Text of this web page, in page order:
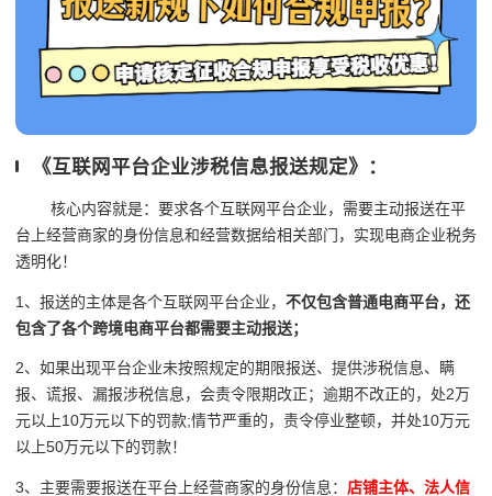
《互联网平台企业涉税信息报送规定》：
核心内容就是：要求各个互联网平台企业，需要主动报送在平
台上经营商家的身份信息和经营数据给相关部门，实现电商企业税务
透明化！
1、报送的主体是各个互联网平台企业， 不仅包含普通电商平台，还
包含了各个跨境电商平台都需要主动报送；
2、如果出现平台企业未按照规定的期限报送、提供涉税信息、瞒
报、谎报、漏报涉税信息，会责令限期改正；逾期不改正的，处2万
元以上10万元以下的罚款;情节严重的，责令停业整顿，并处10万元
以上50万元以下的罚款！
3、主要需要报送在平台上经营商家的身份信息： 店铺主体、法人信